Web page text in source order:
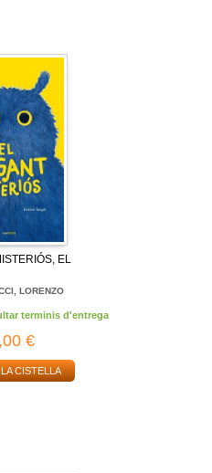
EL
LORENZO
terminis d'entrega
€
CISTELLA